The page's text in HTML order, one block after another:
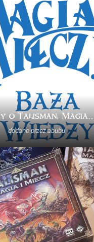
o Talisman: Magia…
dodane przezabubu